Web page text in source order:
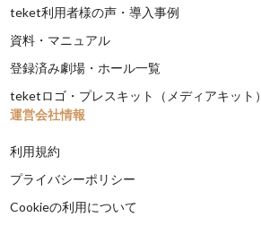
teket利用者様の声・導入事例
資料・マニュアル
登録済み劇場・ホール一覧
teketロゴ・プレスキット（メディアキット）
運営会社情報
利用規約
プライバシーポリシー
Cookieの利用について